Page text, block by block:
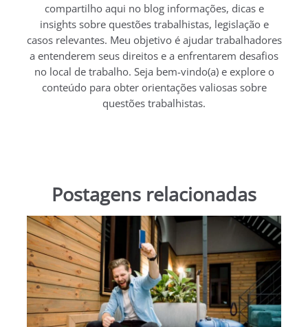
compartilho aqui no blog informações, dicas e
insights sobre questões trabalhistas, legislação e
casos relevantes. Meu objetivo é ajudar trabalhadores
a entenderem seus direitos e a enfrentarem desafios
no local de trabalho. Seja bem-vindo(a) e explore o
conteúdo para obter orientações valiosas sobre
questões trabalhistas.
Postagens relacionadas